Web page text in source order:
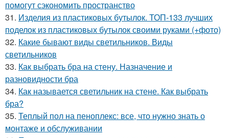
помогут сэкономить пространство
31. Изделия из пластиковых бутылок. ТОП-133 лучших
поделок из пластиковых бутылок своими руками (+фото)
32. Какие бывают виды светильников. Виды
светильников
33. Как выбрать бра на стену. Назначение и
разновидности бра
34. Как называется светильник на стене. Как выбрать
бра?
35. Теплый пол на пеноплекс: все, что нужно знать о
монтаже и обслуживании